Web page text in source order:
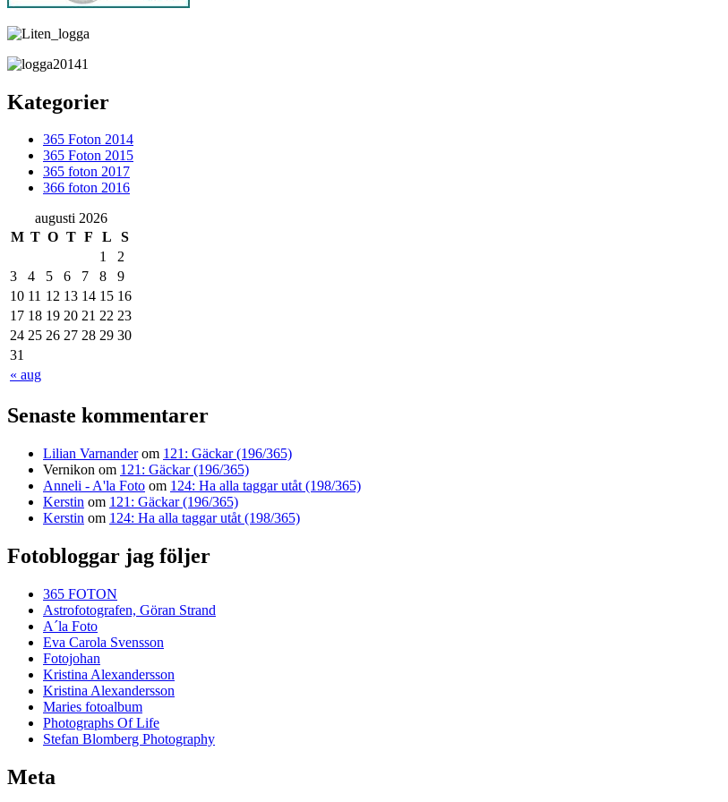
Kategorier
365 Foton 2014
365 Foton 2015
365 foton 2017
366 foton 2016
augusti 2026
M T O T F L S
« aug
1
2
3
4 5 6 7 8
9
10 11 12 13 14 15 16
17 18 19 20 21 22 23
24 25 26 27 28 29 30
31
Senaste kommentarer
Lilian Varnanderom 121: Gäckar (196/365)
Vernikon om 121: Gäckar (196/365)
Anneli - A'la Foto om 124: Ha alla taggar utåt (198/365)
Kerstin om 121: Gäckar (196/365)
Kerstin om 124: Ha alla taggar utåt (198/365)
Fotobloggar jag följer
365 FOTON
Astrofotografen, Göran Strand
A´la Foto
Eva Carola Svensson
Fotojohan
Kristina Alexandersson
Kristina Alexandersson
Maries fotoalbum
Photographs Of Life
Stefan Blomberg Photography
Meta